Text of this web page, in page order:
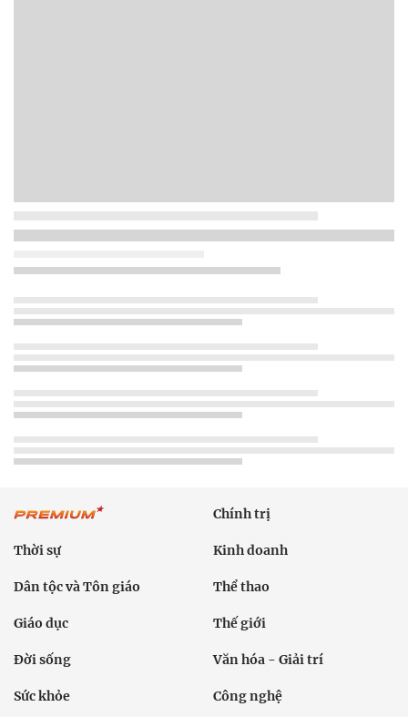
Chính trị
Thời sự Kinh doanh
Dân tộc và Tôn giáo Thể thao
Giáo dục Thế giới
Đời sống Văn hóa - Giải trí
Sức khỏe Công nghệ